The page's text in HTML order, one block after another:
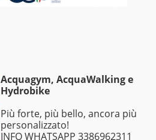
Acquagym, AcquaWalking e
Hydrobike
Più forte, più bello, ancora più
personalizzato!
INFO WHATSAPP 3386962311